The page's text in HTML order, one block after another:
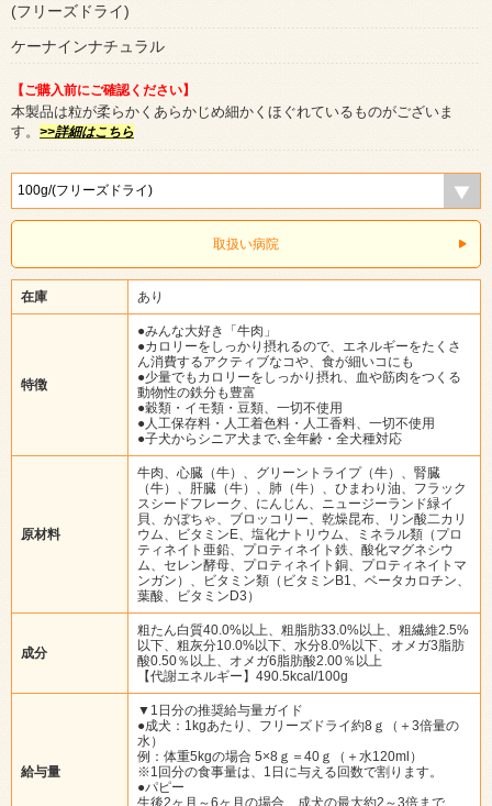
(フリーズドライ)
ケーナインナチュラル
【ご購入前にご確認ください】
本製品は粒が柔らかくあらかじめ細かくほぐれているものがございま
す。 >>詳細はこちら
取扱い病院
在庫 あり
特徴
●みんな大好き「牛肉」
●カロリーをしっかり摂れるので、エネルギーをたくさ
ん消費するアクティブなコや、食が細いコにも
●少量でもカロリーをしっかり摂れ、血や筋肉をつくる
動物性の鉄分も豊富
●穀類・イモ類・豆類、一切不使用
●人工保存料・人工着色料・人工香料、一切不使用
●子犬からシニア犬まで､全年齢・全犬種対応
原材料
牛肉、心臓（牛）、グリーントライプ（牛）、腎臓
（牛）、肝臓（牛）、肺（牛）、ひまわり油、フラック
スシードフレーク、にんじん、ニュージーランド緑イ
貝、かぼちゃ、ブロッコリー、乾燥昆布、リン酸二カリ
ウム、ビタミンE、塩化ナトリウム、ミネラル類（プロ
ティネイト亜鉛、プロティネイト鉄、酸化マグネシウ
ム、セレン酵母、プロティネイト銅、プロティネイトマ
ンガン）、ビタミン類（ビタミンB1、ベータカロチン、
葉酸、ビタミンD3）
成分
粗たん白質40.0%以上、粗脂肪33.0%以上、粗繊維2.5%
以下、粗灰分10.0%以下、水分8.0%以下、オメガ3脂肪
酸0.50％以上、オメガ6脂肪酸2.00％以上
【代謝エネルギー】490.5kcal/100g
給与量
▼1日分の推奨給与量ガイド
●成犬：1kgあたり、フリーズドライ約8ｇ（＋3倍量の
水）
例：体重5kgの場合 5×8ｇ＝40ｇ（＋水120ml）
※1回分の食事量は、1日に与える回数で割ります。
●パピー
生後2ヶ月～6ヶ月の場合 成犬の最大約2～3倍まで